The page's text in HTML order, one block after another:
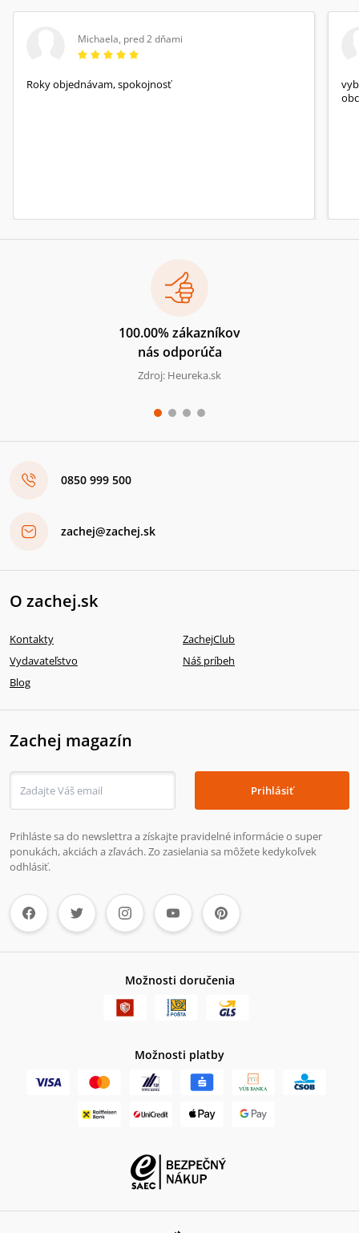
Michaela, pred 2 dňami
Roky objednávam, spokojnosť
100.00% zákazníkov
nás odporúča
Zdroj: Heureka.sk
0850 999 500
zachej@zachej.sk
O zachej.sk
Kontakty
ZachejClub
Vydavateľstvo
Náš príbeh
Blog
Zachej magazín
Prihlásiť
Prihláste sa do newslettra a získajte pravidelné informácie o super
ponukách, akciách a zľavách. Zo zasielania sa môžete kedykoľvek
odhlásiť.
Možnosti doručenia
Možnosti platby